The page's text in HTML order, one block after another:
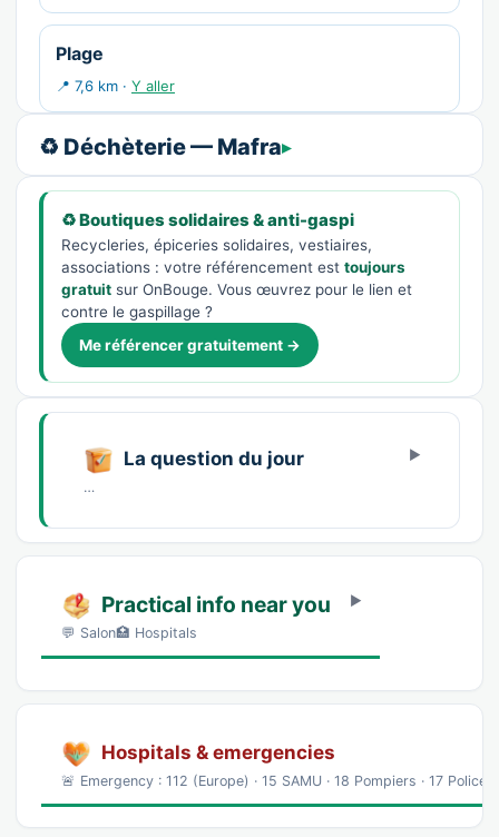
Plage
📍 7,6 km · Y aller
♻️ Déchèterie — Mafra
♻️ Boutiques solidaires & anti-gaspi
Recycleries, épiceries solidaires, vestiaires,
associations : votre référencement est toujours
gratuit sur OnBouge. Vous œuvrez pour le lien et
contre le gaspillage ?
Me référencer gratuitement →
La question du jour
…
Practical info near you
💬 Salon🏥 Hospitals
Hospitals & emergencies
🚨 Emergency : 112 (Europe) · 15 SAMU · 18 Pompiers · 17